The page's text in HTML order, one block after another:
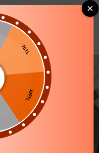
0
75TL
100TL